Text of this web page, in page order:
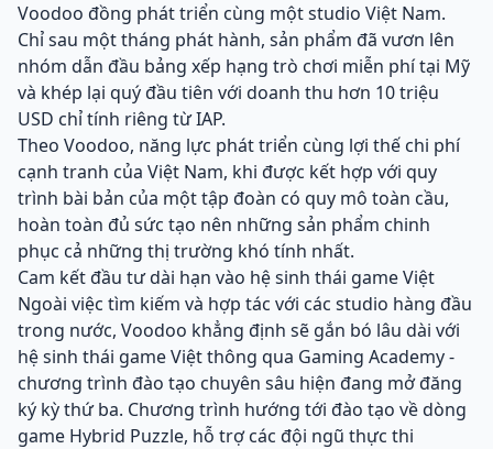
Voodoo đồng phát triển cùng một studio Việt Nam.
Chỉ sau một tháng phát hành, sản phẩm đã vươn lên
nhóm dẫn đầu bảng xếp hạng trò chơi miễn phí tại Mỹ
và khép lại quý đầu tiên với doanh thu hơn 10 triệu
USD chỉ tính riêng từ IAP.
Theo Voodoo, năng lực phát triển cùng lợi thế chi phí
cạnh tranh của Việt Nam, khi được kết hợp với quy
trình bài bản của một tập đoàn có quy mô toàn cầu,
hoàn toàn đủ sức tạo nên những sản phẩm chinh
phục cả những thị trường khó tính nhất.
Cam kết đầu tư dài hạn vào hệ sinh thái game Việt
Ngoài việc tìm kiếm và hợp tác với các studio hàng đầu
trong nước, Voodoo khẳng định sẽ gắn bó lâu dài với
hệ sinh thái game Việt thông qua Gaming Academy -
chương trình đào tạo chuyên sâu hiện đang mở đăng
ký kỳ thứ ba. Chương trình hướng tới đào tạo về dòng
game Hybrid Puzzle, hỗ trợ các đội ngũ thực thi